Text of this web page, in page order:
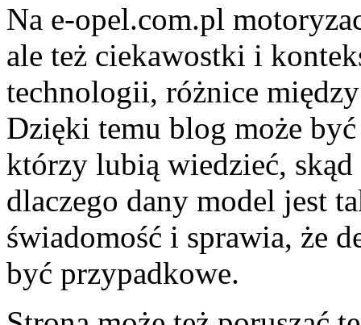
Na e-opel.com.pl
ale też ciekawostki i
technologii, różnice
Dzięki temu blog może
którzy lubią wiedzieć,
dlaczego dany model jest
świadomość i sprawia, że
być przypadkowe.